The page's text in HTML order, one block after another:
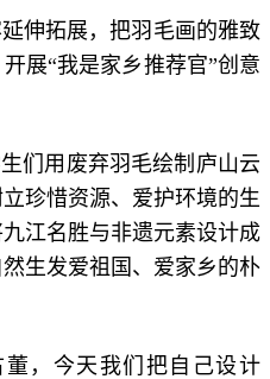
伸拓展，把羽毛画的雅致
展“我是家乡推荐官”创意
们用废弃羽毛绘制庐山云
珍惜资源、爱护环境的生
江名胜与非遗元素设计成
生发爱祖国、爱家乡的朴
，今天我们把自己设计